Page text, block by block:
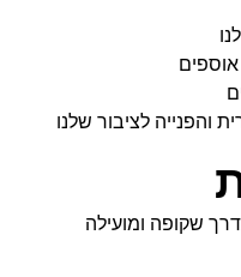
והפנייה לציבור שלנו
שקופה ומועילה